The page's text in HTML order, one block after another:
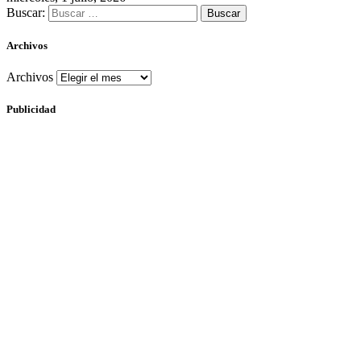
Buscar:
Archivos
Archivos
Publicidad